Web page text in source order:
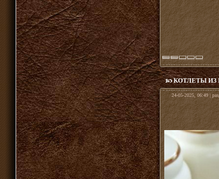
КОТЛЕТЫ
24-05-2025, 06:49 |